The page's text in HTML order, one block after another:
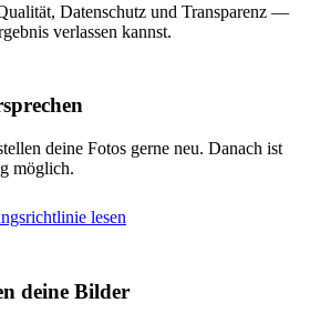
Datenschutz und Transparenz —
verlassen kannst.
deine Fotos gerne neu. Danach ist
möglich.
lesen
deine Bilder